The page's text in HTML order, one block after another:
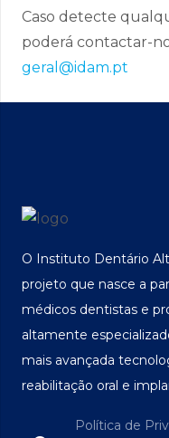
Caso detecte
poderá contactar-
geral@idam.pt
O Instituto Dentário
projeto que nasce a
médicos dentistas e
altamente
mais avançada
reabilitação oral e
Política de